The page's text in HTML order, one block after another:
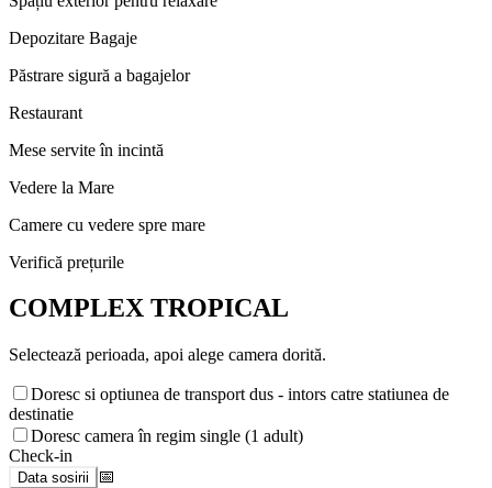
Depozitare Bagaje
Păstrare sigură a bagajelor
Restaurant
Mese servite în incintă
Vedere la Mare
Camere cu vedere spre mare
Verifică prețurile
COMPLEX TROPICAL
Selectează perioada, apoi alege camera dorită.
Doresc si optiunea de transport dus - intors catre statiunea de
destinatie
Doresc camera în regim single (1 adult)
Check-in
Data sosirii
📅